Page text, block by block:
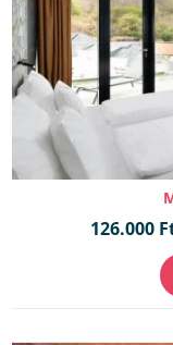
126.000